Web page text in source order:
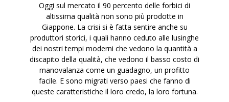
Oggi sul mercato il 90 percento delle forbici di
altissima qualità non sono più prodotte in
Giappone. La crisi si è fatta sentire anche su
produttori storici, i quali hanno ceduto alle lusinghe
dei nostri tempi moderni che vedono la quantità a
discapito della qualità, che vedono il basso costo di
manovalanza come un guadagno, un profitto
facile. E sono migrati verso paesi che fanno di
queste caratteristiche il loro credo, la loro fortuna.